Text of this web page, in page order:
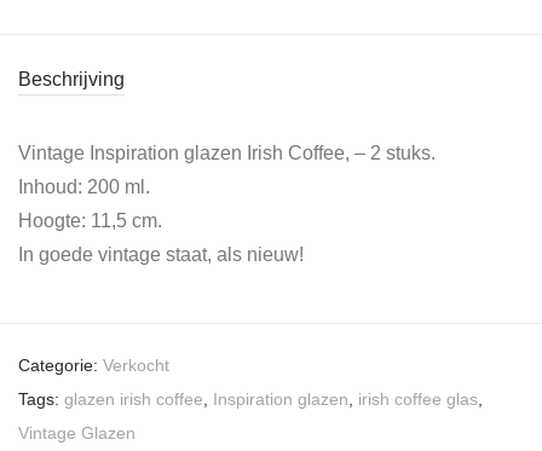
Beschrijving
Vintage Inspiration glazen Irish Coffee, – 2 stuks.
Inhoud: 200 ml.
Hoogte: 11,5 cm.
In goede vintage staat, als nieuw!
Categorie: Verkocht
Tags: glazen irish coffee Inspiration glazen irish coffee glas
Vintage Glazen